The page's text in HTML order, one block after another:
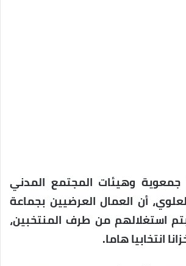
جمعوية وهيئات المجتمع المدني
أن العمال العرضيين بجماعة
استغلالهم من طرف المنتخبين،
انتخابيا هاما.